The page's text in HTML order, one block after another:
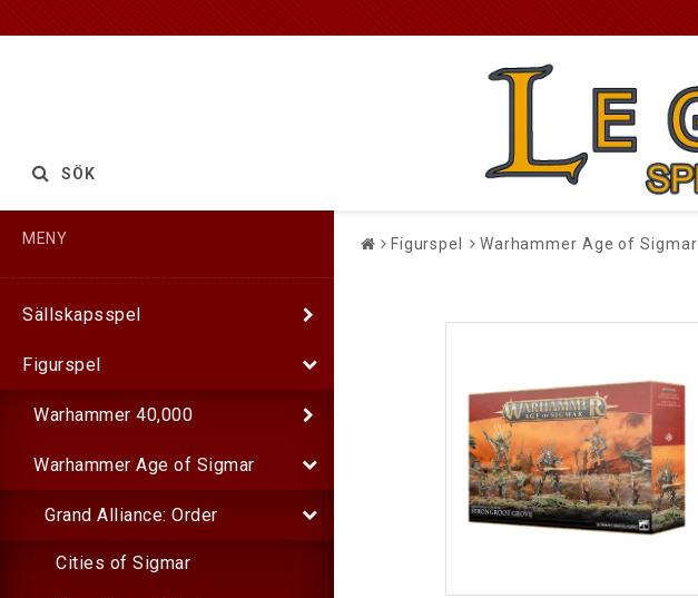
SÖK
MENY
Sällskapsspel
Figurspel
Warhammer 40,000
Warhammer Age of Sigmar
Grand Alliance: Order
Cities of Sigmar
Figurspel Warhammer Age of Sigmar